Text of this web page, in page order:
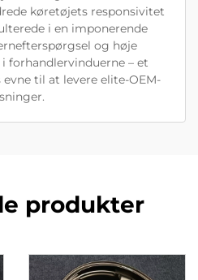
køretøjets responsivitet
i en imponerende
og høje
forhandlervinduerne – et
til at levere elite-OEM-
produkter